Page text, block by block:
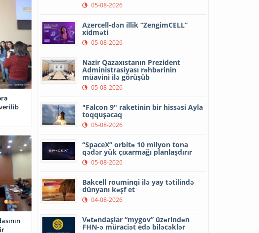
05-08-2026
Azercell-dən illik “ZengimCELL”
xidməti
05-08-2026
Nazir Qazaxıstanın Prezident
Administrasiyası rəhbərinin
müavini ilə görüşüb
05-08-2026
"Falcon 9" raketinin bir hissəsi Ayla
toqquşacaq
05-08-2026
“SpaceX” orbitə 10 milyon tona
qədər yük çıxarmağı planlaşdırır
05-08-2026
Bakcell rouminqi ilə yay tətilində
dünyanı kəşf et
04-08-2026
Vətəndaşlar “mygov” üzərindən
FHN-ə müraciət edə biləcəklər